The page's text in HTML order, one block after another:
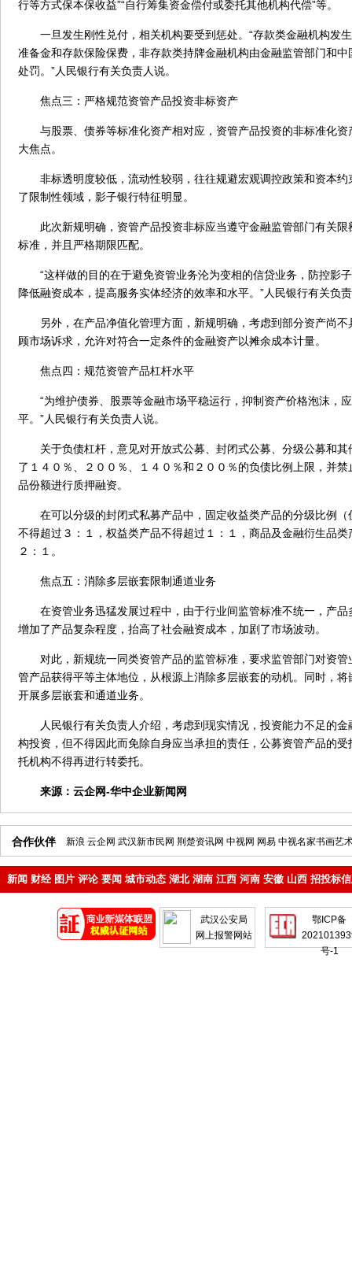
行等方式保本保收益”“自行筹集资金偿付或委托其他机构代偿”等。
一旦发生刚性兑付，相关机构要受到惩处。“存款类金融机构发
准备金和存款保险保费，非存款类持牌金融机构由金融监管部门和
处罚。”人民银行有关负责人说。
焦点三：严格规范资管产品投资非标资产
与股票、债券等标准化资产相对应，资管产品投资的非标准化资
大焦点。
非标透明度较低，流动性较弱，往往规避宏观调控政策和资本约
了限制性领域，影子银行特征明显。
此次新规明确，资管产品投资非标应当遵守金融监管部门有关限
标准，并且严格期限匹配。
“这样做的目的在于避免资管业务沦为变相的信贷业务，防控影
降低融资成本，提高服务实体经济的效率和水平。”人民银行有关负
另外，在产品净值化管理方面，新规明确，考虑到部分资产尚不
顾市场诉求，允许对符合一定条件的金融资产以摊余成本计量。
焦点四：规范资管产品杠杆水平
“为维护债券、股票等金融市场平稳运行，抑制资产价格泡沫，
平。”人民银行有关负责人说。
关于负债杠杆，意见对开放式公募、封闭式公募、分级公募和其
了１４０％、２００％、１４０％和２００％的负债比例上限，并
品份额进行质押融资。
在可以分级的封闭式私募产品中，固定收益类产品的分级比例（
不得超过３：１，权益类产品不得超过１：１，商品及金融衍生品
２：１。
焦点五：消除多层嵌套限制通道业务
在资管业务迅猛发展过程中，由于行业间监管标准不统一，产品
增加了产品复杂程度，抬高了社会融资成本，加剧了市场波动。
对此，新规统一同类资管产品的监管标准，要求监管部门对资管
管产品获得平等主体地位，从根源上消除多层嵌套的动机。同时，
开展多层嵌套和通道业务。
人民银行有关负责人介绍，考虑到现实情况，投资能力不足的金
构投资，但不得因此而免除自身应当承担的责任，公募资管产品的
托机构不得再进行转委托。
来源： 云企网-华中企业新闻网
合作伙伴 新浪 云企网 武汉新市民网 荆楚资讯网 中视网 网易 中视名家书画艺
新闻 财经 图片 评论 要闻 城市动态 湖北 湖南 江西 河南 安徽 山西 招投标
武汉公安局
网上报警网站
鄂ICP备
号-1